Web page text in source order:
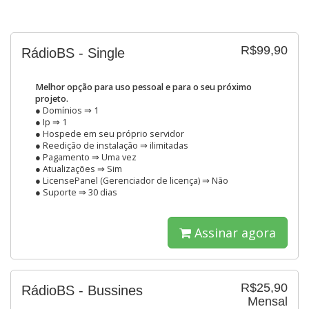
R$99,90
RádioBS - Single
Melhor opção para uso pessoal e para o seu próximo
projeto.
● Domínios ⇒ 1
● Ip ⇒ 1
● Hospede em seu próprio servidor
● Reedição de instalação ⇒ ilimitadas
● Pagamento ⇒ Uma vez
● Atualizações ⇒ Sim
● LicensePanel (Gerenciador de licença) ⇒ Não
● Suporte ⇒ 30 dias
Assinar agora
R$25,90
Mensal
RádioBS - Bussines